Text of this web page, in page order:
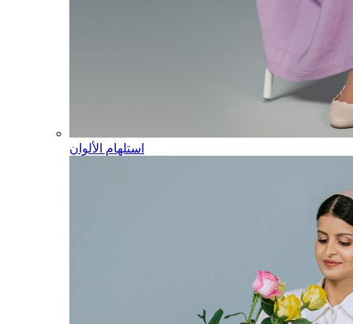
استلهام الألوان